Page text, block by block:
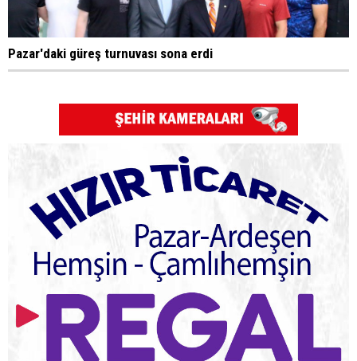
Pazar'daki güreş turnuvası sona erdi